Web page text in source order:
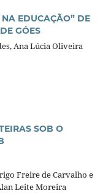
EDUCAÇÃO” DE
GÓES
Ana Lúcia Oliveira
SOB O
Freire de Carvalho e
Leite Moreira